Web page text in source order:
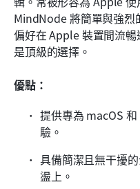
MindNode 將簡單與強烈
偏好在 Apple 裝置間流
是頂級的選擇。
優點：
提供專為 macOS
驗。
具備簡潔且無干擾
盪上。